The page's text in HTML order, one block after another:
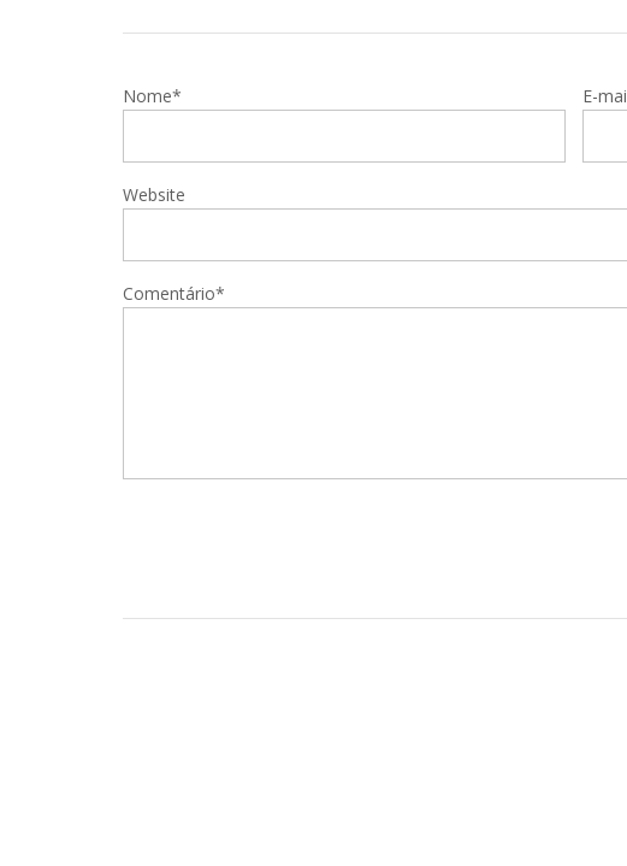
Nome* E-
Website
Comentário*